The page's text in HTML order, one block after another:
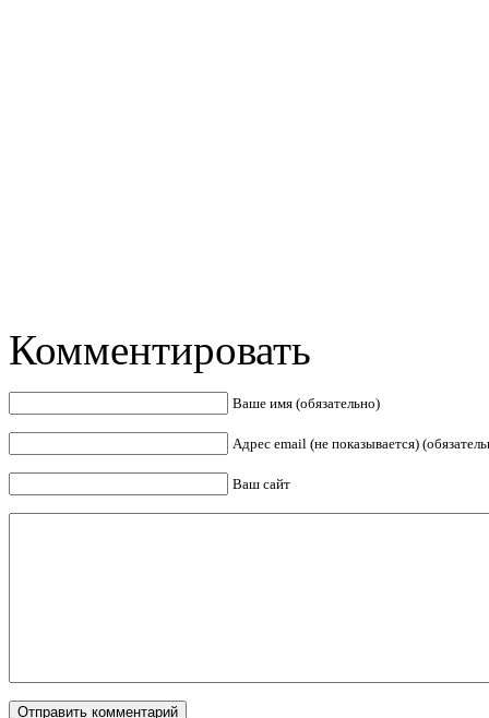
Комментировать
Ваше имя (обязательно)
Адрес email (не показывается)
Ваш сайт